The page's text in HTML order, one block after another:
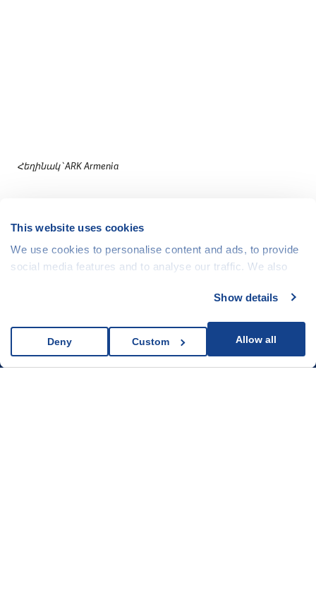
This website uses cookies
We use cookies to personalise content and ads, to provide
social media features and to analyse our traffic. We also
media, advertising and analytics partners who may
them or that they’ve collected from your use of their
Show details
Allow all
Custom
Deny
Հեղինակ՝ ARK Armenia